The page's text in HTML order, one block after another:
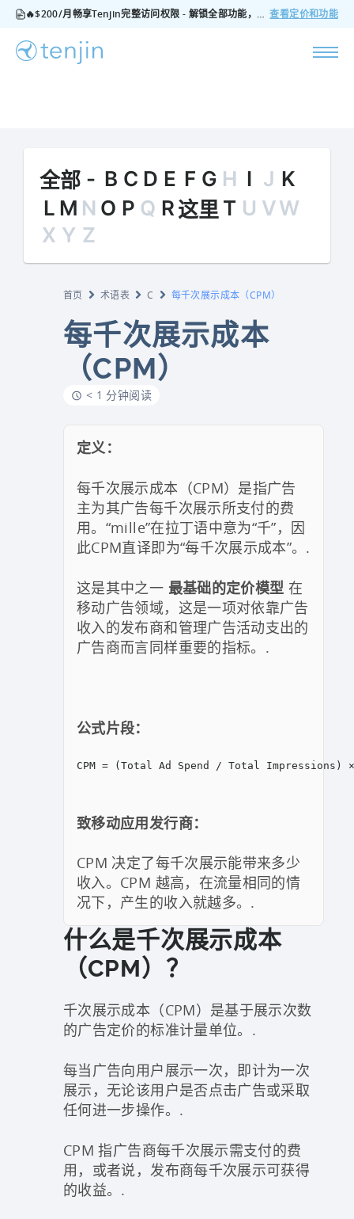
🔥$200/月畅享Tenjin完整访问权限 - 解锁全部功能，无隐藏费用，随时可取消 查看定价和功能
全部 - B C D E F G H I J K
L M N O P Q R这里 T U VW
X Y Z
首页 术语表 C 每千次展示成本（CPM）
每千次展示成本
（CPM）
< 1 分钟阅读
定义：
每千次展示成本（CPM）是指广告
主为其广告每千次展示所支付的费
用。“mille”在拉丁语中意为“千”，因
此CPM直译即为“每千次展示成本”。.
这是其中之一 最基础的定价模型 在
移动广告领域，这是一项对依靠广告
收入的发布商和管理广告活动支出的
广告商而言同样重要的指标。.
公式片段：
CPM = (Total Ad Spend / Total Impressions)
致移动应用发行商：
CPM 决定了每千次展示能带来多少
收入。CPM 越高，在流量相同的情
况下，产生的收入就越多。.
什么是千次展示成本
（CPM）？
千次展示成本（CPM）是基于展示次数
的广告定价的标准计量单位。.
每当广告向用户展示一次，即计为一次
展示，无论该用户是否点击广告或采取
任何进一步操作。.
CPM 指广告商每千次展示需支付的费
用，或者说，发布商每千次展示可获得
的收益。.